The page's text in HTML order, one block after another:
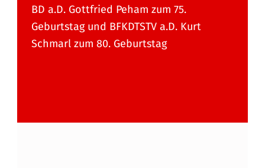
BD a.D. Gottfried Peham zum 75.
Geburtstag und BFKDTSTV a.D. Kurt
Schmarl zum 80. Geburtstag